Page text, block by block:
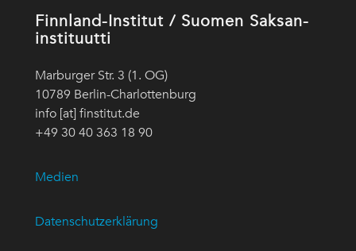
Finnland-Institut / Suomen Saksan-
instituutti
Marburger Str. 3 (1. OG)
10789 Berlin-Charlottenburg
info [at] finstitut.de
+49 30 40 363 18 90
Medien
Datenschutzerklärung